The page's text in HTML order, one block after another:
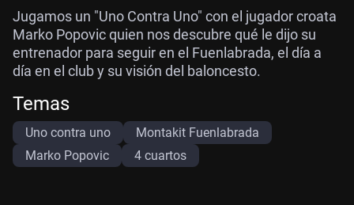
Jugamos un "Uno Contra Uno" con el jugador croata
Marko Popovic quien nos descubre qué le dijo su
entrenador para seguir en el Fuenlabrada, el día a
día en el club y su visión del baloncesto.
Temas
Uno contra uno
Montakit Fuenlabrada
Marko Popovic
4 cuartos